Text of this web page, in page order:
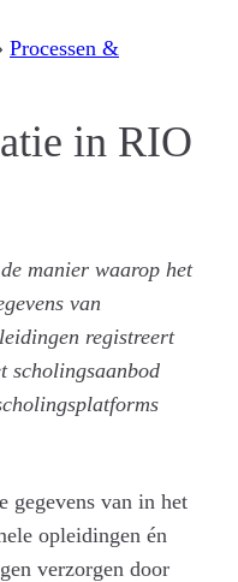
Processen &
in RIO
manier waarop het
van
registreert
scholingsaanbod
gegevens van in het
opleidingen én
verzorgen door